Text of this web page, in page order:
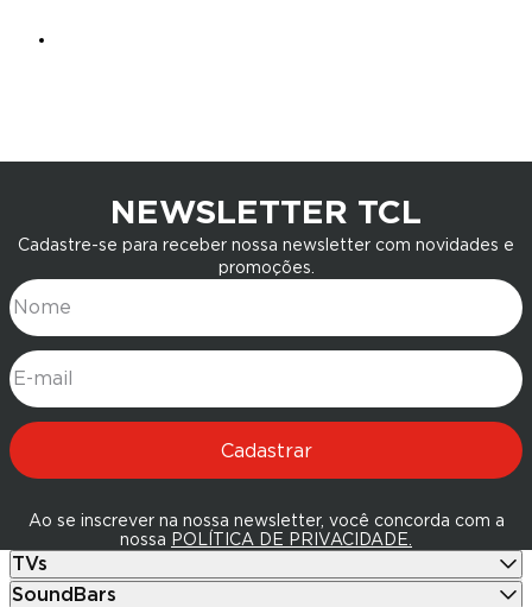
NEWSLETTER TCL
Cadastre-se para receber nossa newsletter com novidades e
promoções.
Nome
E-mail
Ao se inscrever na nossa newsletter, você concorda com a
nossa POLÍTICA DE PRIVACIDADE.
Cadastrar
TVs
SoundBars